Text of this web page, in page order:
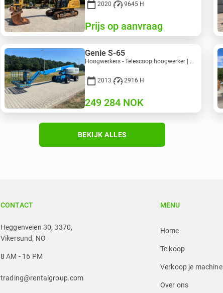
2020 9645 H
Prijs op aanvraag
Genie S-65
Hoogwerkers - Telescoop hoogwerker | M586-3845 | RGTRNL26491
2013 2916 H
249 284 NOK
BEKIJK ALLES
CONTACT
Heggenveien 30, 3370,
Vikersund, NO
8 AM - 16 PM
trading@rentalgroup.com
MENU
Home
Te koop
Verkoop je machine
Over ons